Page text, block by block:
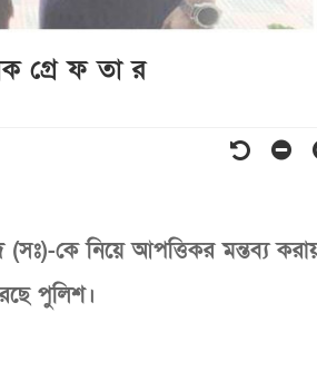
গ্রে ফ তা র
কে নিয়ে আপত্তিকর মন্তব্য
পুলিশ।